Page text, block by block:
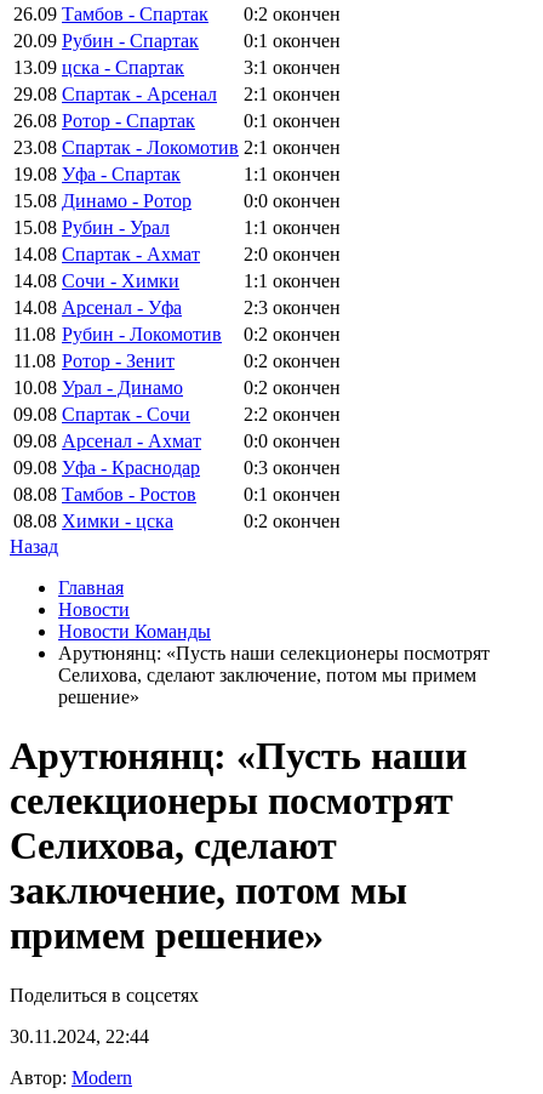
26.09 Тамбов - Спартак 0:2 окончен
20.09 Рубин - Спартак 0:1 окончен
13.09 цска - Спартак 3:1 окончен
29.08 Спартак - Арсенал 2:1 окончен
26.08 Ротор - Спартак 0:1 окончен
23.08 Спартак - Локомотив 2:1 окончен
19.08 Уфа - Спартак 1:1 окончен
15.08 Динамо - Ротор 0:0 окончен
15.08 Рубин - Урал 1:1 окончен
14.08 Спартак - Ахмат 2:0 окончен
14.08 Сочи - Химки 1:1 окончен
14.08 Арсенал - Уфа 2:3 окончен
11.08 Рубин - Локомотив 0:2 окончен
11.08 Ротор - Зенит 0:2 окончен
10.08 Урал - Динамо 0:2 окончен
09.08 Спартак - Сочи 2:2 окончен
09.08 Арсенал - Ахмат 0:0 окончен
09.08 Уфа - Краснодар 0:3 окончен
08.08 Тамбов - Ростов 0:1 окончен
08.08 Химки - цска 0:2 окончен
Назад
Главная
Новости
Новости Команды
Арутюнянц: «Пусть наши селекционеры посмотрят
Селихова, сделают заключение, потом мы примем
решение»
Арутюнянц: «Пусть наши
селекционеры посмотрят
Селихова, сделают
заключение, потом мы
примем решение»
Поделиться в соцсетях
30.11.2024, 22:44
Автор: Modern